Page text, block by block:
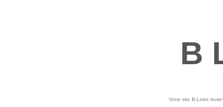
B
Votre site B-Links